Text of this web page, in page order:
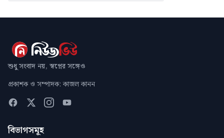
শুধু সংবাদ নয়, স্বপ্নের সঙ্গেও
প্রকাশক ও সম্পাদক: কাজল কানন
বিভাগসমূহ